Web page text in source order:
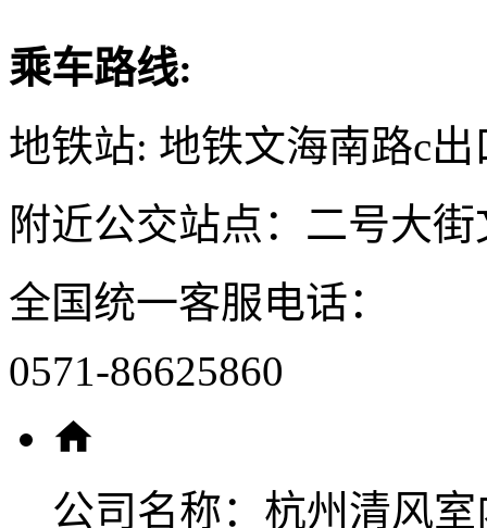
乘车路线:
地铁站: 地铁文海南路c出
附近公交站点：二号大
全国统一客服电话：
0571-86625860
公司名称： 杭州清风